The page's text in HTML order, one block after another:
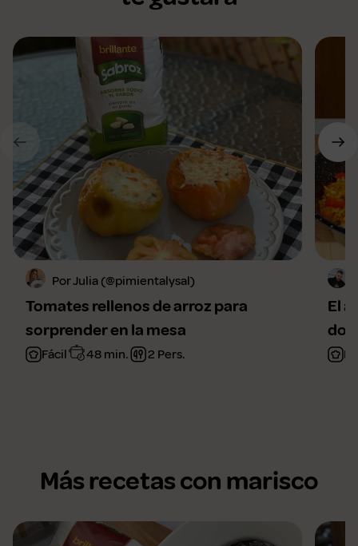
Por Julia (@pimientalysal)
Tomates rellenos de arroz para
sorprender en la mesa
Fácil 48 min. 2 Pers.
El
Más recetas con marisco